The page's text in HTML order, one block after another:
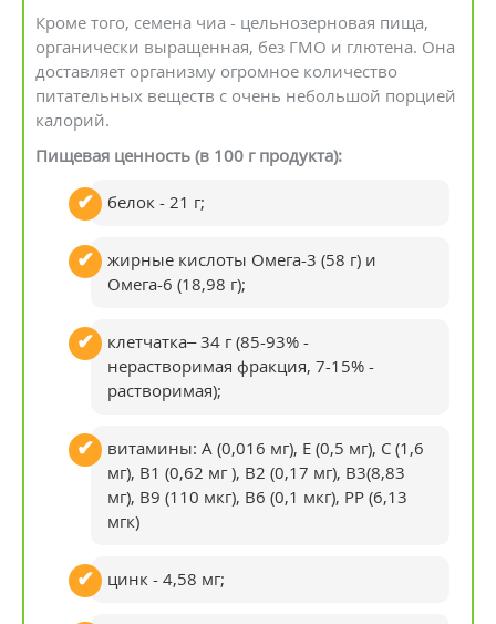
Кроме того, семена чиа - цельнозерновая пища,
органически выращенная, без ГМО и глютена. Она
доставляет организму огромное количество
питательных веществ с очень небольшой порцией
калорий.
Пищевая ценность (в 100 г продукта):
белок - 21 г;
жирные кислоты Омега-3 (58 г) и
Омега-6 (18,98 г);
клетчатка– 34 г (85-93% -
нерастворимая фракция, 7-15% -
растворимая);
витамины: А (0,016 мг), Е (0,5 мг), С (1,6
мг), В1 (0,62 мг ), В2 (0,17 мг), В3(8,83
мг), B9 (110 мкг), B6 (0,1 мкг), РP (6,13
мгк)
цинк - 4,58 мг;